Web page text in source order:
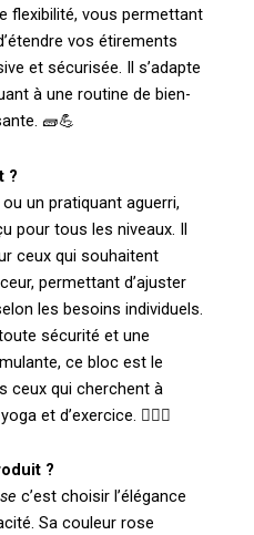
flexibilité, vous permettant
vos étirements
et sécurisée. Il s’adapte
à une routine de bien-
🧱💪
?
un pratiquant aguerri,
pour tous les niveaux. Il
ceux qui souhaitent
permettant d’ajuster
les besoins individuels.
sécurité et une
ce bloc est le
ceux qui cherchent à
et d’exercice. 🧘‍♀️✨
?
c’est choisir l’élégance
Sa couleur rose